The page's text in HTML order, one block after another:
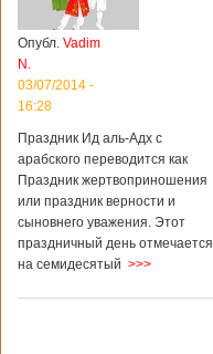
Опубл. Vadim
N.
03/07/2014 -
16:28
Праздник Ид аль-Адх с
арабского переводится как
Праздник жертвоприношения
или праздник верности и
сыновнего уважения. Этот
праздничный день отмечается
на семидесятый >>>